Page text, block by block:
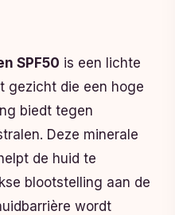
SPF50 is een lichte
gezicht die een hoge
biedt tegen
Deze minerale
de huid te
blootstelling aan de
wordt